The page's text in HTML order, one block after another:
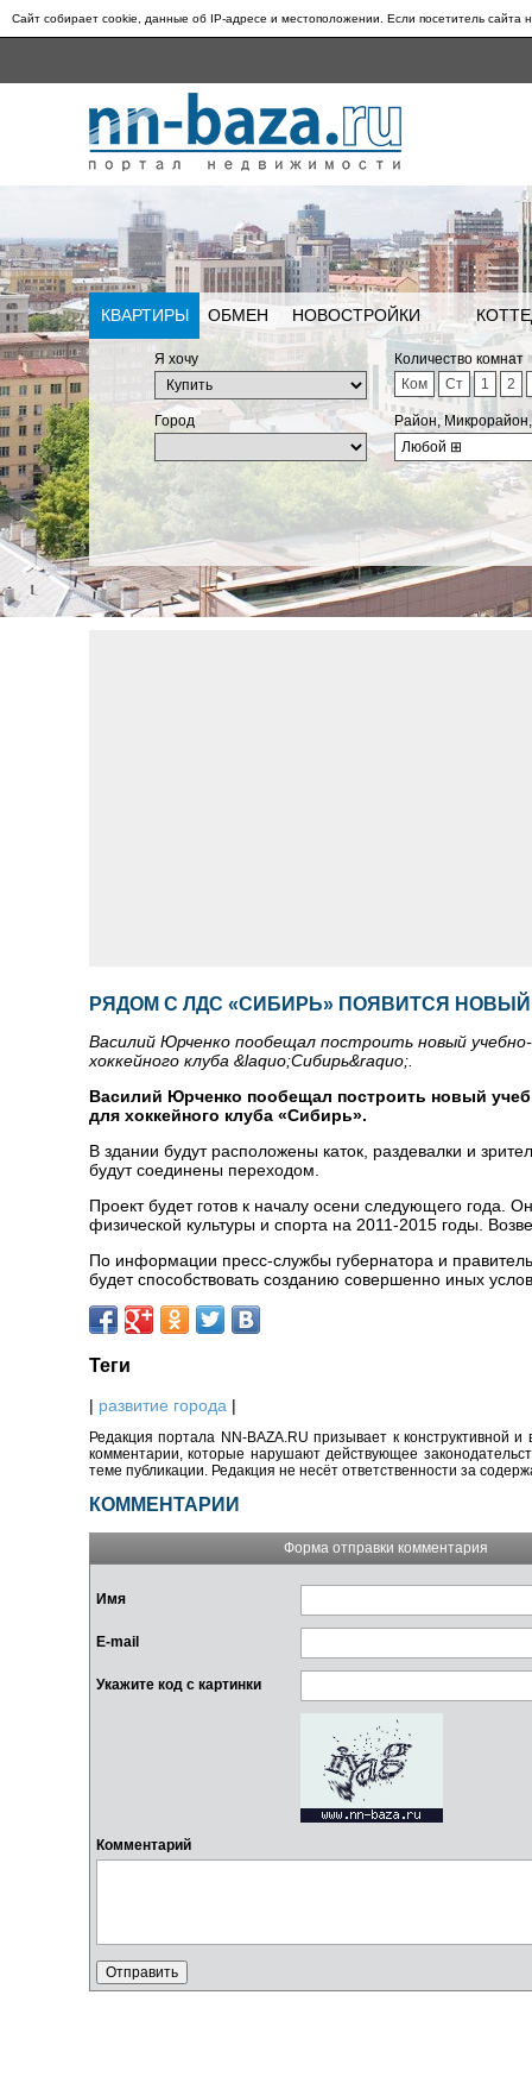
Сайт собирает cookie, данные об IP-адресе и местоположении. Если посетитель сайта
КВАРТИРЫ ОБМЕН НОВОСТРОЙКИ
Я хочу
Количество комнат
Ком
Ст 1 2
Город
Район,
Любой ⊞
РЯДОМ С ЛДС «СИБИРЬ» ПОЯВИТСЯ НОВЫЙ
Василий Юрченко пообещал построить новый
хоккейного клуба &laquo;Сибирь&raquo;.
Василий Юрченко пообещал построить новый
для хоккейного клуба «Сибирь».
В здании будут расположены каток, раздевалки и
будут соединены переходом.
Проект будет готов к началу осени следующего года.
физической культуры и спорта на 2011-2015 годы.
По информации пресс-службы губернатора и
будет способствовать созданию совершенно иных
Теги
| развитие города |
Редакция портала NN-BAZA.RU призывает к конструктивной
комментарии, которые нарушают действующее
теме публикации. Редакция не несёт ответственности за
КОММЕНТАРИИ
Форма отправки комментария
Имя
E-mail
Укажите код с картинки
Комментарий